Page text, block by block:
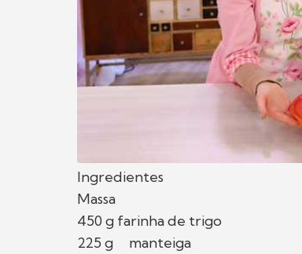
Ingredientes
Massa
450 g farinha de trigo
225 g manteiga